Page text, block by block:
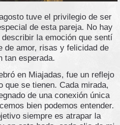
tuve el privilegio de ser
de esta pareja. No hay
la emoción que sentí
de amor, risas y felicidad de
tan esperada.
en Miajadas, fue un reflejo
que se tienen. Cada mirada,
de una conexión única
bien podemos entender.
siempre es atrapar la